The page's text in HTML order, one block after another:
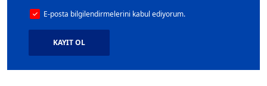
E-posta bilgilendirmelerini kabul ediyorum.
KAYIT OL